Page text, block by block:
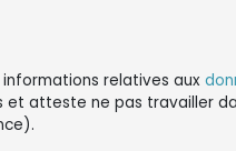
relatives aux
atteste ne pas travailler